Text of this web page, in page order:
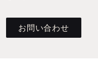
お問い合わせ